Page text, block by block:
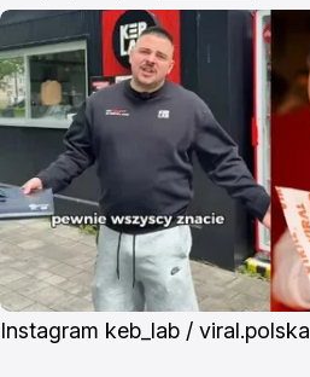
Instagram keb_lab / viral.polska